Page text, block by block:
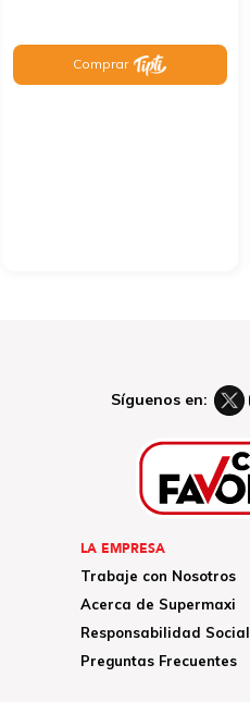
Comprar
Síguenos en:
LA EMPRESA
Trabaje con Nosotros
Acerca de Supermaxi
Responsabilidad Social
Preguntas Frecuentes